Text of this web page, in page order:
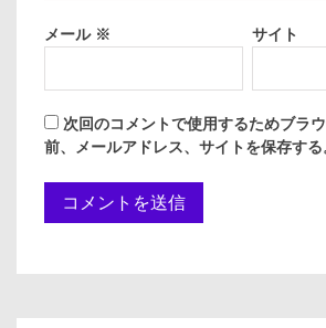
メール ※ サイト
次回のコメントで使用するためブラ
前、メールアドレス、サイトを保存する